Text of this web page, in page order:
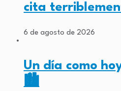
cita
6 de agosto de 2026
Un día como
🏙️